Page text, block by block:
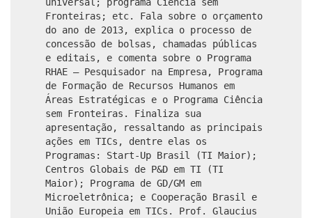
Fronteiras; etc. Fala sobre o orçamento
do ano de 2013, explica o processo de
concessão de bolsas, chamadas públicas
e editais, e comenta sobre o Programa
RHAE – Pesquisador na Empresa, Programa
de Formação de Recursos Humanos em
Áreas Estratégicas e o Programa Ciência
sem Fronteiras. Finaliza sua
apresentação, ressaltando as principais
ações em TICs, dentre elas os
Programas: Start-Up Brasil (TI Maior);
Centros Globais de P&D em TI (TI
Maior); Programa de GD/GM em
Microeletrônica; e Cooperação Brasil e
União Europeia em TICs. Prof. Glaucius